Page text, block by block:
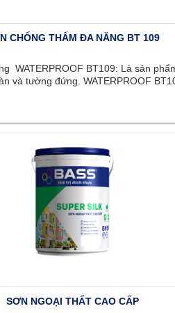
CHỐNG THẤM ĐA NĂNG BT 109
WATERPROOF BT109: Là sản
và tường đứng. WATERPROOF
SƠN NGOẠI THẤT CAO CẤP